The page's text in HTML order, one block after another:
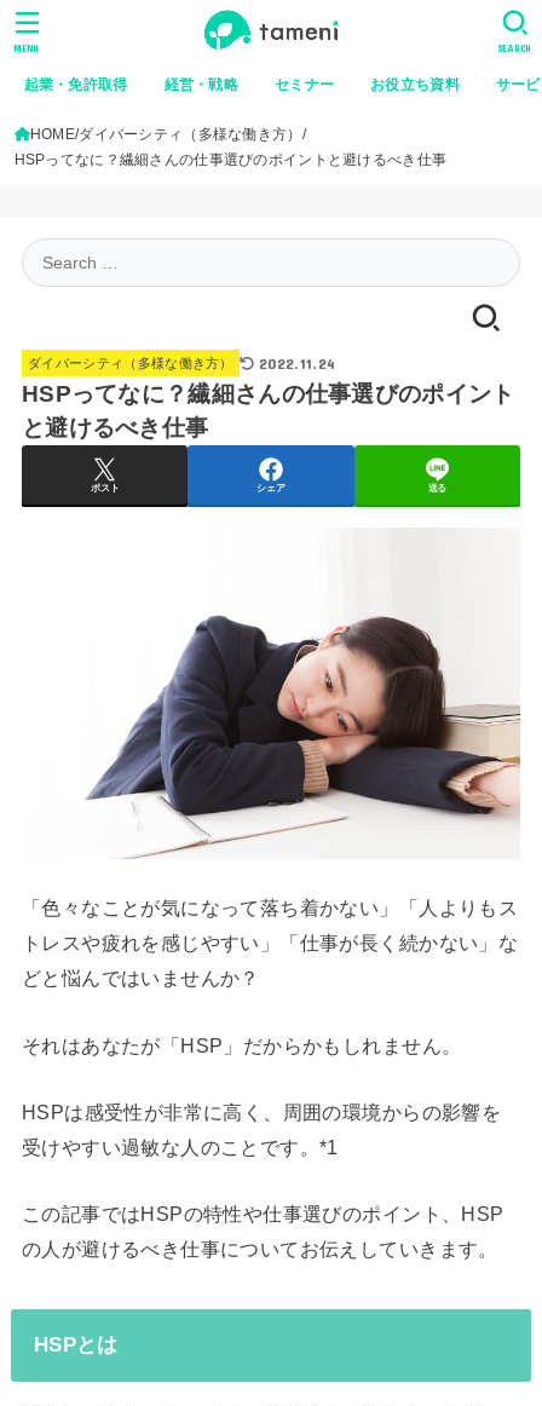
起業・免許取得 経営・戦略 セミナー お役立ち資料 サー
SEARCH
MENU
HOME ダイバーシティ（多様な働き方）
HSPってなに？繊細さんの仕事選びのポイントと避けるべき仕事
for:
ダイバーシティ（多様な働き方） 2022.11.24
HSPってなに？繊細さんの仕事選びのポイント
と避けるべき仕事
ポスト シェア 送る
「色々なことが気になって落ち着かない」「人よりもス
トレスや疲れを感じやすい」「仕事が長く続かない」な
どと悩んではいませんか？
それはあなたが「HSP」だからかもしれません。
HSPは感受性が非常に高く、周囲の環境からの影響を
受けやすい過敏な人のことです。*1
この記事ではHSPの特性や仕事選びのポイント、HSP
の人が避けるべき仕事についてお伝えしていきます。
HSPとは